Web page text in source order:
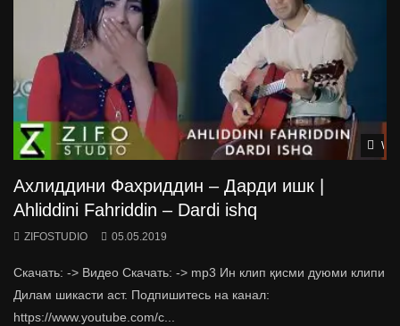
Ахлиддини Фахриддин – Дарди ишк |
Ahliddini Fahriddin – Dardi ishq
ZIFOSTUDIO 05.05.2019
Скачать: -> Видео Скачать: -> mp3 Ин клип қисми дуюми клипи
Дилам шикасти аст. Подпишитесь на канал:
https://www.youtube.com/c...